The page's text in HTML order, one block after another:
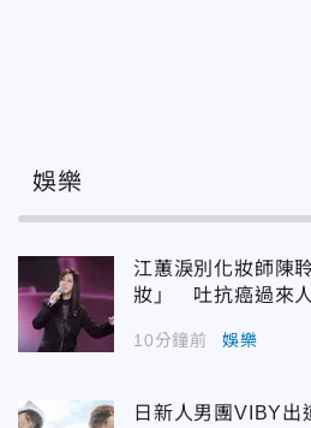
娛樂
江蕙淚別化妝師陳
妝」 吐抗癌過來
10分鐘前 娛樂
日新人男團VIBY